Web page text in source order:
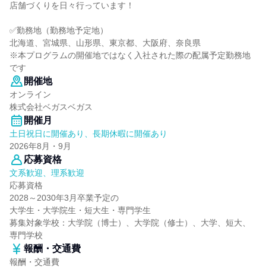
店舗づくりを日々行っています！
✅勤務地（勤務地予定地）
北海道、宮城県、山形県、東京都、大阪府、奈良県
※本プログラムの開催地ではなく入社された際の配属予定勤務地
です
開催地
オンライン
株式会社ベガスベガス
開催月
土日祝日に開催あり、長期休暇に開催あり
2026年8月・9月
応募資格
文系歓迎、理系歓迎
応募資格
2028～2030年3月卒業予定の
大学生・大学院生・短大生・専門学生
募集対象学校：大学院（博士）、大学院（修士）、大学、短大、
専門学校
報酬・交通費
報酬・交通費